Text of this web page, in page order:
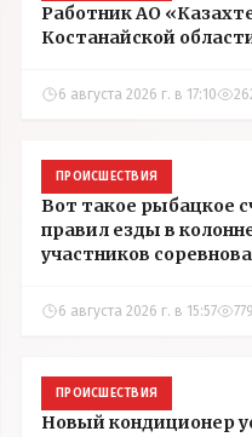
Работник АО
Костанайской
6 августа 2026 г. в 17:10
ПРОИСШЕСТВИЯ
Вот такое рыбацкое
правил езды в
участников
6 августа 2026 г. в 15:57 779
ПРОИСШЕСТВИЯ
Новый кондиционер